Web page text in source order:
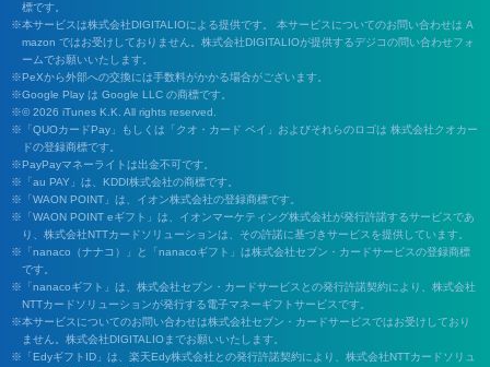
標です。
本サービスは株式会社DIGITALIOによる提供です。 本サービスについてのお問い合わせは A
mazon ではお受けしておりません。株式会社DIGITALIOが提供するデジコの問い合わせフォ
ームでお願いいたします。
PeXから外部への交換には手数料がかかる場合がございます。
Google Play は Google LLC の商標です。
© 2026 iTunes K.K. All rights reserved.
「QUOカードPay」もしくは「クオ・カード ペイ」およびそれらのロゴは 株式会社クオカー
ドの登録商標です。
PayPayマネーライトは出金不可です。
「au PAY」は、KDDI株式会社の商標です。
「WAON POINT」は、イオン株式会社の登録商標です。
「WAON POINT eギフト」は、イオンマーケティング株式会社が発行許諾するサービスであ
り、株式会社NTTカードソリューションは、その許諾に基づきサービスを提供しています。
「nanaco（ナナコ）」と「nanacoギフト」は株式会社セブン・カードサービスの登録商標
です。
「nanacoギフト」は、株式会社セブン・カードサービスとの発行許諾契約により、株式会社
NTTカードソリューションが発行する電子マネーギフトサービスです。
本サービスについてのお問い合わせは株式会社セブン・カードサービスではお受けしており
ません。株式会社DIGITALIOまでお願いいたします。
「EdyギフトID」は、楽天Edy株式会社との発行許諾契約により、株式会社NTTカードソリュ